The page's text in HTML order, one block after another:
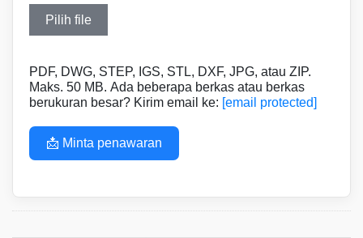
Pilih file
PDF, DWG, STEP, IGS, STL, DXF, JPG, atau ZIP.
Maks. 50 MB. Ada beberapa berkas atau berkas
berukuran besar? Kirim email ke: [email protected]
📩 Minta penawaran